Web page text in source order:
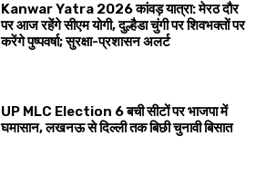
Kanwar Yatra 2026 कांवड़ यात्रा: मेरठ दौर
पर आज रहेंगे सीएम योगी, दुल्हैडा चुंगी पर शिवभक्तों पर
करेंगे पुष्पवर्षा; सुरक्षा-प्रशासन अलर्ट
UP MLC Election 6 बची सीटों पर भाजपा में
घमासान, लखनऊ से दिल्ली तक बिछी चुनावी बिसात